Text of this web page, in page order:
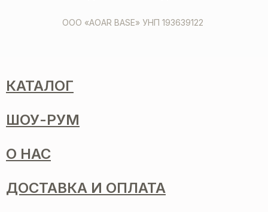
ООО «AOAR BASE» УНП 193639122
КАТАЛОГ
ШОУ-РУМ
О НАС
ДОСТАВКА И ОПЛАТА